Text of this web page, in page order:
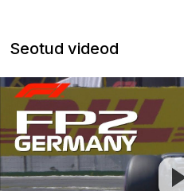
Seotud videod